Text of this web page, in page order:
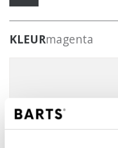
KLEURmagenta